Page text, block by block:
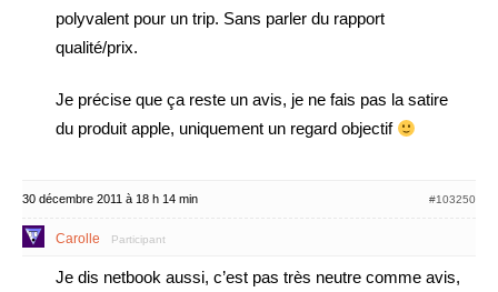
polyvalent pour un trip. Sans parler du rapport
qualité/prix.
Je précise que ça reste un avis, je ne fais pas la satire
du produit apple, uniquement un regard objectif
30 décembre 2011 à 18 h 14 min #103250
Carolle Participant
Je dis netbook aussi, c’est pas très neutre comme avis,